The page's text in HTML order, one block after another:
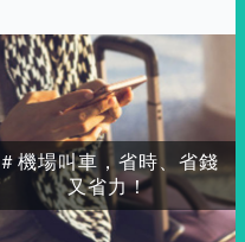
＃機場叫車，省時、省錢
又省力！